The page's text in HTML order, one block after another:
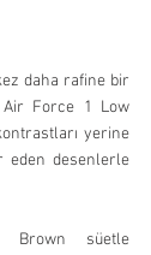
daha rafine bir
Air Force 1 Low
yerine
eden desenlerle
Brown süetle